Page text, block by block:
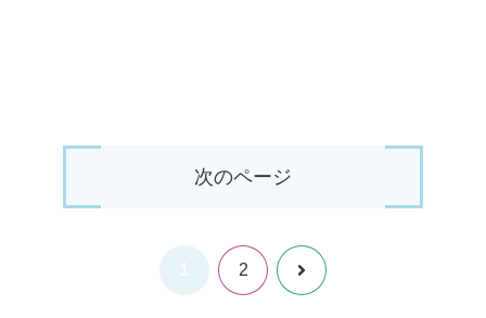
次のページ
2 次